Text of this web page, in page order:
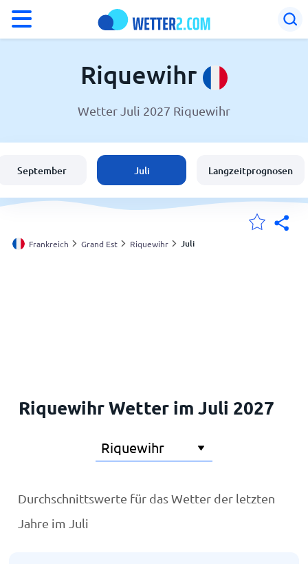
Wetter in Riquewihr
Schweiz
Deutschland
Riquewihr
Wetter Juli 2027 Riquewihr
September Juli Langzeitprognosen
Frankreich Grand Est Riquewihr Juli
Riquewihr Wetter im Juli 2027
Durchschnittswerte für das Wetter der letzten
Jahre im Juli